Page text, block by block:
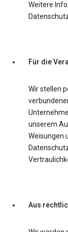
Weitere
Für die
Wir stellen
unserem
Weisungen
Aus